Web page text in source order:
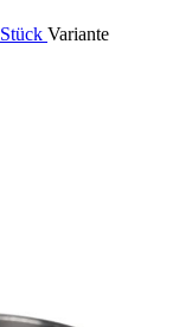
Variante